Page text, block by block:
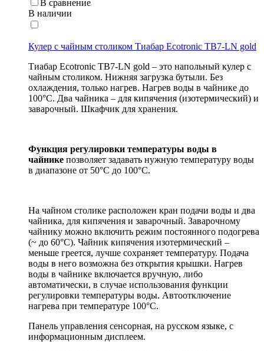
В сравнение
В наличии
Кулер с чайным столиком Тиабар Ecotronic TB7-LN gold
Тиабар Ecotronic TB7-LN gold – это напольный кулер с
чайным столиком. Нижняя загрузка бутыли. Без
охлаждения, только нагрев. Нагрев воды в чайнике до
100°С. Два чайника – для кипячения (изотермический) и
заварочный. Шкафчик для хранения.
Функция регулировки температуры воды в
чайнике позволяет задавать нужную температуру воды
в диапазоне от 50°С до 100°С.
На чайном столике расположен кран подачи воды и два
чайника, для кипячения и заварочный. Заварочному
чайнику можно включить режим постоянного подогрева
(~ до 60°С). Чайник кипячения изотермический –
меньше греется, лучше сохраняет температуру. Подача
воды в него возможна без открытия крышки. Нагрев
воды в чайнике включается вручную, либо
автоматически, в случае использования функции
регулировки температуры воды. Автоотключение
нагрева при температуре 100°С.
Панель управления сенсорная, на русском языке, с
информационным дисплеем.